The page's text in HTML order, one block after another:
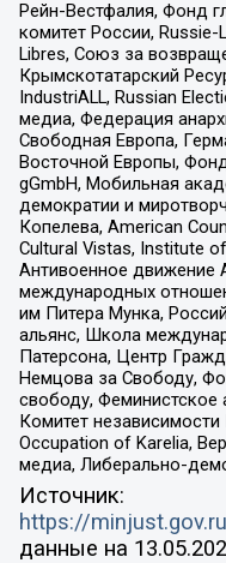
Рейн-Вестфалия, Фонд
комитет России,
Libres, Союз за
Крымскотатарский
IndustriALL, Russian
медиа, Федерация
Свободная Европа,
Восточной Европы,
gGmbH, Мобильная
демократии и
Копелева, American
Cultural Vistas, Institute
Антивоенное движение
международных
им Питера Мунка,
альянс, Школа
Патерсона, Центр
Немцова за Свободу,
свободу, Феминистское
Комитет
Occupation of Karelia,
медиа, Либерально-
Источник:
https://
данные на